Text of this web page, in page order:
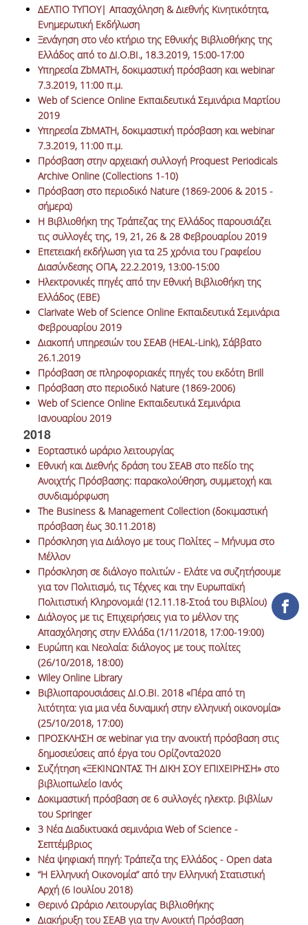
ΕΡΓΑ ΑΝΑΠΤΥΞΗΣ
ΣΥΛΛΟΓΕΣ
ΨΗΦΙΑΚΕΣ ΠΗΓΕΣ
ΚΕΝΤΡΑ ΤΕΚΜΗΡΙΩΣΗΣ
Κ.Ε.Τ
ΟΟΣΑ
Π.Ο.Τ
ΥΠΗΡΕΣΙΕΣ
ΑΝΑΓΝΩΣΤΗΡΙΟ
ΔΑΝΕΙΣΜΟΣ
ΔΙΑΔΑΝΕΙΣΜΟΣ
ΠΑΡΑΓΓΕΛΙΕΣ ΒΙΒΛΙΩΝ
ΦΩΤΟΤΥΠΗΣΗ –
ΕΚΠΑΙΔΕΥΤΙΚΕΣ
ΠΑΡΟΥΣΙΑΣΕΙΣ -
ΟΔΗΓΟΙ ΒΙΒΛΙΟΘΗΚΗΣ
ΒΙΒΛΙΟΜΕΤΡΙΑ
WOS
GOOGLE SCHOLAR
MICROSOFT ACADEMIC
SEARCH
INCITES JOURNAL
ΜΑΘΗΣΗΣ
AUEB WEB ARCHIVE
ΔΕΛΤΙΟ ΤΥΠΟΥ| Απασχόληση & Διεθνής Κινητικότητα,
Ενημερωτική Εκδήλωση
Ξενάγηση στο νέο κτήριο της Εθνικής Βιβλιοθήκης της
Ελλάδος από το ΔΙ.Ο.ΒΙ., 18.3.2019, 15:00-17:00
Υπηρεσία ZbMATH, δοκιμαστική πρόσβαση και webinar
7.3.2019, 11:00 π.μ.
Web of Science Online Εκπαιδευτικά Σεμινάρια Μαρτίου
2019
Υπηρεσία ZbMATH, δοκιμαστική πρόσβαση και webinar
7.3.2019, 11:00 π.μ.
Πρόσβαση στην αρχειακή συλλογή Proquest Periodicals
Archive Online (Collections 1-10)
Πρόσβαση στο περιοδικό Nature (1869-2006 & 2015 -
σήμερα)
Η Βιβλιοθήκη της Τράπεζας της Ελλάδος παρουσιάζει
τις συλλογές της, 19, 21, 26 & 28 Φεβρουαρίου 2019
Επετειακή εκδήλωση για τα 25 χρόνια του Γραφείου
Διασύνδεσης ΟΠΑ, 22.2.2019, 13:00-15:00
Ηλεκτρονικές πηγές από την Εθνική Βιβλιοθήκη της
Ελλάδος (ΕΒΕ)
Clarivate Web of Science Online Εκπαιδευτικά Σεμινάρια
Φεβρουαρίου 2019
Διακοπή υπηρεσιών του ΣΕΑΒ (HEAL-Link), Σάββατο
26.1.2019
Πρόσβαση σε πληροφοριακές πηγές του εκδότη Brill
Πρόσβαση στο περιοδικό Nature (1869-2006)
Web of Science Online Εκπαιδευτικά Σεμινάρια
Ιανουαρίου 2019
2018
Εορταστικό ωράριο λειτουργίας
Εθνική και Διεθνής δράση του ΣΕΑΒ στο πεδίο της
Ανοιχτής Πρόσβασης: παρακολούθηση, συμμετοχή και
συνδιαμόρφωση
The Business & Management Collection (δοκιμαστική
πρόσβαση έως 30.11.2018)
Πρόσκληση για Διάλογο με τους Πολίτες – Μήνυμα στο
Μέλλον
Πρόσκληση σε διάλογο πολιτών - Ελάτε να συζητήσουμε
για τον Πολιτισμό, τις Τέχνες και την Ευρωπαϊκή
Πολιτιστική Κληρονομιά! (12.11.18-Στοά του Βιβλίου)
Διάλογος με τις Επιχειρήσεις για το μέλλον της
Απασχόλησης στην Ελλάδα (1/11/2018, 17:00-19:00)
Ευρώπη και Νεολαία: διάλογος με τους πολίτες
(26/10/2018, 18:00)
Wiley Online Library
Βιβλιοπαρουσιάσεις ΔΙ.Ο.ΒΙ. 2018 «Πέρα από τη
λιτότητα: για μια νέα δυναμική στην ελληνική οικονομία»
(25/10/2018, 17:00)
ΠΡΟΣΚΛΗΣΗ σε webinar για την ανοικτή πρόσβαση στις
δημοσιεύσεις από έργα του Ορίζοντα2020
Συζήτηση «ΞΕΚΙΝΩΝΤΑΣ ΤΗ ΔΙΚΗ ΣΟΥ ΕΠΙΧΕΙΡΗΣΗ» στο
βιβλιοπωλείο Ιανός
Δοκιμαστική πρόσβαση σε 6 συλλογές ηλεκτρ. βιβλίων
του Springer
3 Νέα Διαδικτυακά σεμινάρια Web of Science -
Σεπτέμβριος
Νέα ψηφιακή πηγή: Τράπεζα της Ελλάδος - Open data
“Η Ελληνική Οικονομία” από την Ελληνική Στατιστική
Αρχή (6 Ιουλίου 2018)
Θερινό Ωράριο Λειτουργίας Βιβλιοθήκης
Διακήρυξη του ΣΕΑΒ για την Ανοικτή Πρόσβαση